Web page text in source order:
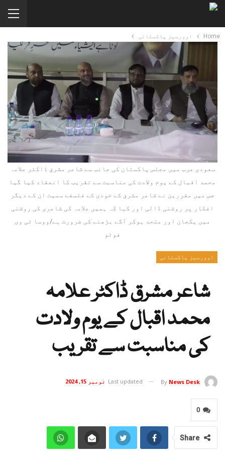
Home اوورسیز پاکستانی
سعودی عرب میں مجلس پاکستان کی جانب سے شاعر مشرق ڈاکٹر علامہ
محمد اقبال کے یوم ولادت کی مناسبت سے تقریب کا انعقاد کیا گیا
جس میں مقررین نے شاعر مشرق کے خودی کے فلسفے سمیت ان کے دیگر
افکار پر روشنی ڈالی اور کہا کہ ہمیں علامہ کی شاعری کی روشنی
میں یکجان اور متحد ہوکر آگے بڑھنے کی ضرورت ہے/ووسا ٹی وی
فوٹو
اوورسیز پاکستانی
شاعر مشرق ڈاکٹر علامہ
محمد اقبال کے یوم ولادت
کی مناسبت سے تقریب
By News Desk
Last updated نومبر 15, 2024
0
Share